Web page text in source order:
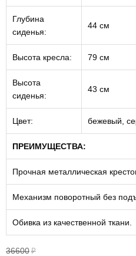
Глубина
сиденья:
44 см
Высота кресла: 79 см
Высота
сиденья:
43 см
Цвет: бежевый,
ПРЕИМУЩЕСТВА:
Прочная металлическая
Механизм поворотный без
Обивка из качественной ткани.
36600 ₽